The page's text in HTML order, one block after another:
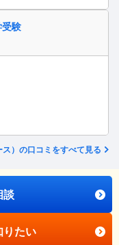
験
）の口コミをすべて見る
談
たい